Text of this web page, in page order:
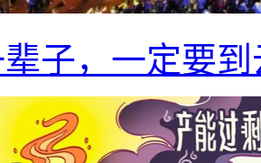
子，一定要